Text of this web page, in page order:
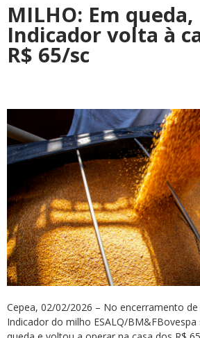
MILHO: Em queda,
Indicador volta à
R$ 65/sc
Cepea, 02/02/2026 – No encerramento
Indicador do milho ESALQ/BM&FBovespa